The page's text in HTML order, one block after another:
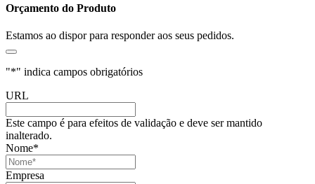
Orçamento do Produto
Estamos ao dispor para responder aos seus pedidos.
"*" indica campos obrigatórios
URL
Este campo é para efeitos de validação e deve ser mantido
inalterado.
Nome*
Empresa